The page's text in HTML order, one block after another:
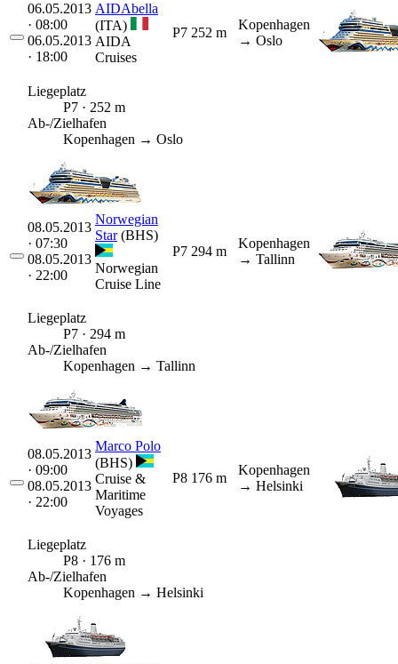
06.05.2013
· 08:00
06.05.2013
· 18:00
AIDAbella
(ITA)
AIDA
Cruises
P7 252 m
Kopenhagen
→ Oslo
Liegeplatz
P7 · 252 m
Ab-/Zielhafen
Kopenhagen → Oslo
08.05.2013
· 07:30
08.05.2013
· 22:00
Norwegian
Star (BHS)
Norwegian
Cruise Line
P7 294 m
Kopenhagen
→ Tallinn
Liegeplatz
P7 · 294 m
Ab-/Zielhafen
Kopenhagen → Tallinn
08.05.2013
· 09:00
08.05.2013
· 22:00
Marco Polo
(BHS)
Cruise &
Maritime
Voyages
P8 176 m
Kopenhagen
→ Helsinki
Liegeplatz
P8 · 176 m
Ab-/Zielhafen
Kopenhagen → Helsinki